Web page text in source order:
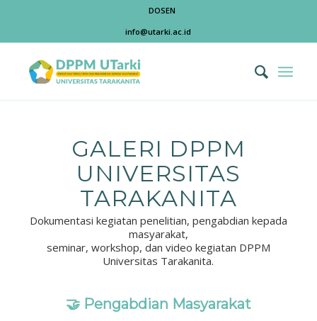
DOSEN
info@utarki.ac.id
GALERI DPPM
UNIVERSITAS
TARAKANITA
Dokumentasi kegiatan penelitian, pengabdian kepada
masyarakat,
seminar, workshop, dan video kegiatan DPPM
Universitas Tarakanita.
🤝 Pengabdian Masyarakat